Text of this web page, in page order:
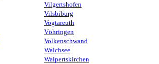
Vilgertshofen
Vilsbiburg
Vogtareuth
Vöhringen
Volkenschwand
Walchsee
Walpertskirchen